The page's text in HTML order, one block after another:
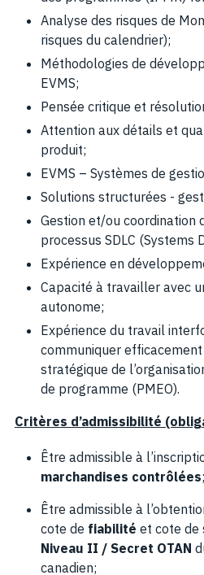
Analyse des risques de
risques du calendrier);
Méthodologies de
EVMS;
Pensée critique et
Attention aux détails et
produit;
EVMS – Systèmes de
Solutions structurées -
Gestion et/ou coordination
processus SDLC (Systems
Expérience en
Capacité à travailler avec
autonome;
Expérience du travail
communiquer
stratégique de
de programme (PMEO).
Critères d’admissibilité
Être admissible à
marchandises contrôlées;
Être admissible à
cote de fiabilité et cote de
Niveau II / Secret OTAN
canadien;